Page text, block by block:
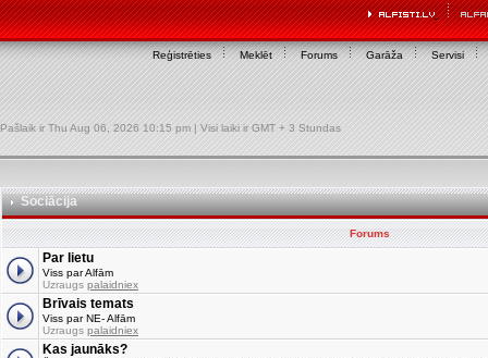
Reģistrēties Meklēt Forums Garāža Servisi
Pašlaik ir Thu Aug 06, 2026 10:15 pm | Visi laiki ir GMT + 3 Stundas
Sociācija
Forums
Par lietu
Viss par Alfām
Uzraugs palaidniex
Brīvais temats
Viss par NE- Alfām
Uzraugs palaidniex
Kas jaunāks?